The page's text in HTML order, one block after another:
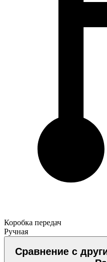
Коробка передач
Ручная
Сравнение с